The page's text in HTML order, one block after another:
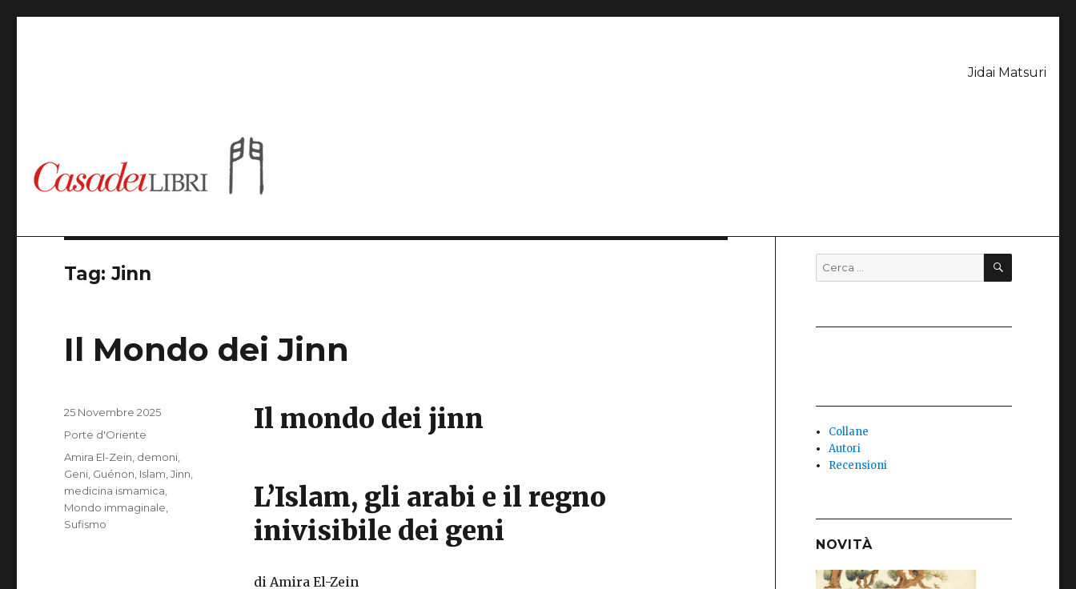
Jidai Matsuri
Tag: Jinn
Il Mondo dei Jinn
Il mondo dei jinn
L’Islam, gli arabi e il regno
inivisibile dei geni
di Amira El-Zein
Pubblicato
il
25 Novembre 2025
Categorie
Porte d'Oriente
Tag
Amira El-Zein demoni
Geni Guénon Islam ,Jinn
medicina ismamica
Mondo immaginale
Sufismo
Cerca: CERCA
Collane
Autori
Recensioni
NOVITÀ